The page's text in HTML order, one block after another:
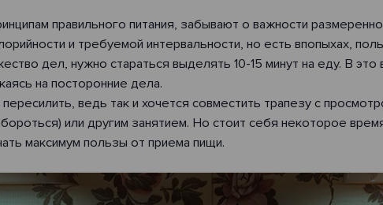
правильного питания, забывают о важности
и требуемой интервальности, но есть впопыхах,
дел, нужно стараться выделять 10-15 минут на еду. В
на посторонние дела.
ведь так и хочется совместить трапезу с
или другим занятием. Но стоит себя некоторое
максимум пользы от приема пищи.